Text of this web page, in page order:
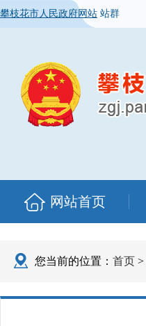
攀枝花市人民政府网站 站群
网站首页
您当前的位置： 首页 >